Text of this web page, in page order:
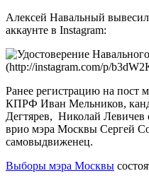
Алексей Навальный вывесил
аккаунте в Instagram:
Ранее регистрацию на пост
КПРФ Иван Мельников,
Дегтярев, Николай Левичев
врио мэра Москвы Сергей
самовыдвиженец.
Выборы мэра Москвы